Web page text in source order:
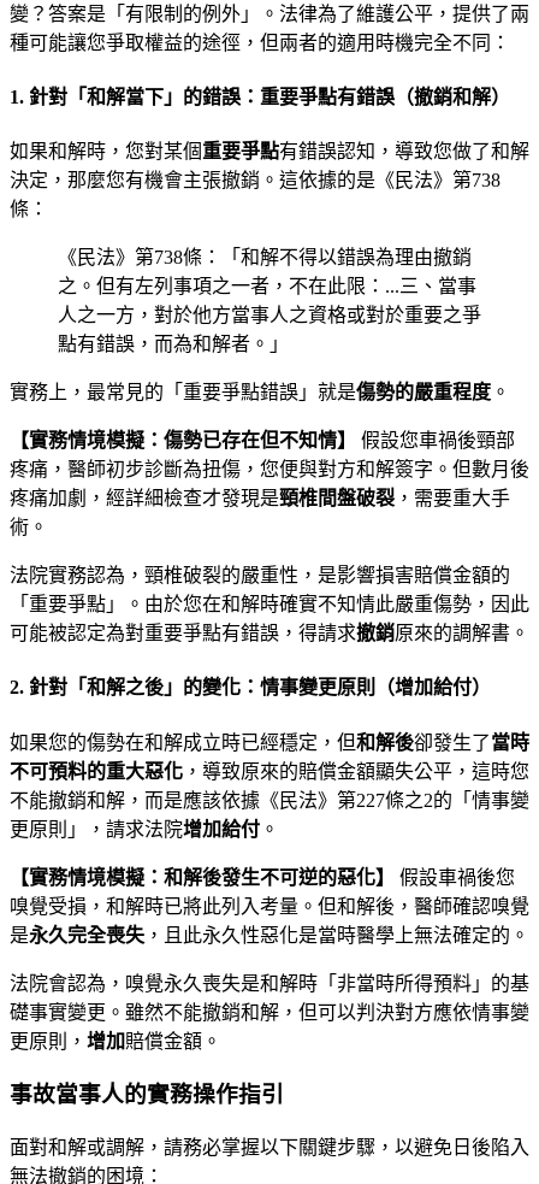
變？答案是「有限制的例外」。法律為了維護公平，提供了兩
種可能讓您爭取權益的途徑，但兩者的適用時機完全不同：
1. 針對「和解當下」的錯誤：重要爭點有錯誤（撤銷和解）
如果和解時，您對某個重要爭點有錯誤認知，導致您做了和解
決定，那麼您有機會主張撤銷。這依據的是《民法》第738
條：
《民法》第738條：「和解不得以錯誤為理由撤銷
之。但有左列事項之一者，不在此限：...三、當事
人之一方，對於他方當事人之資格或對於重要之爭
點有錯誤，而為和解者。」
實務上，最常見的「重要爭點錯誤」就是傷勢的嚴重程度 。
【實務情境模擬：傷勢已存在但不知情】
假設您車禍後頸部
疼痛，醫師初步診斷為扭傷，您便與對方和解簽字。但數月後
疼痛加劇，經詳細檢查才發現是頸椎間盤破裂 ，需要重大手
術。
法院實務認為，頸椎破裂的嚴重性，是影響損害賠償金額的
「重要爭點」。由於您在和解時確實不知情此嚴重傷勢，因此
可能被認定為對重要爭點有錯誤，得請求撤銷原來的調解書。
2. 針對「和解之後」的變化：情事變更原則（增加給付）
如果您的傷勢在和解成立時已經穩定，但和解後卻發生了當時
不可預料的重大惡化 ，導致原來的賠償金額顯失公平，這時您
不能撤銷和解，而是應該依據《民法》第227條之2的「情事變
更原則」，請求法院增加給付 。
【實務情境模擬：和解後發生不可逆的惡化】
假設車禍後您
嗅覺受損，和解時已將此列入考量。但和解後，醫師確認嗅覺
是永久完全喪失 ，且此永久性惡化是當時醫學上無法確定的。
法院會認為，嗅覺永久喪失是和解時「非當時所得預料」的基
礎事實變更。雖然不能撤銷和解，但可以判決對方應依情事變
更原則， 增加賠償金額。
事故當事人的實務操作指引
面對和解或調解，請務必掌握以下關鍵步驟，以避免日後陷入
無法撤銷的困境：